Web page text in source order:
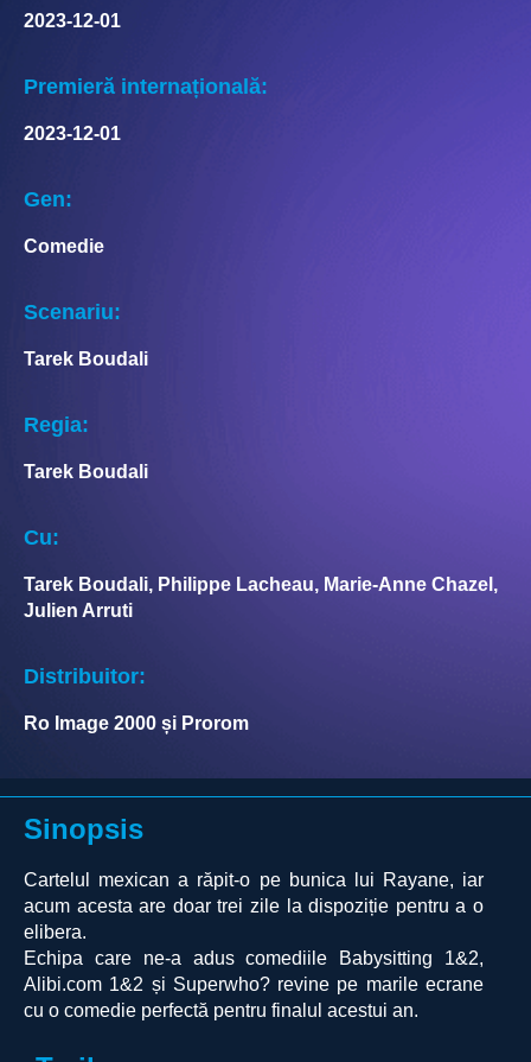
2023-12-01
Premieră internațională:
2023-12-01
Gen:
Comedie
Scenariu:
Tarek Boudali
Regia:
Tarek Boudali
Cu:
Tarek Boudali, Philippe Lacheau, Marie-Anne Chazel,
Julien Arruti
Distribuitor:
Ro Image 2000 și Prorom
Sinopsis
Cartelul mexican a răpit-o pe bunica lui Rayane, iar
acum acesta are doar trei zile la dispoziție pentru a o
elibera.
Echipa care ne-a adus comediile Babysitting 1&2,
Alibi.com 1&2 și Superwho? revine pe marile ecrane
cu o comedie perfectă pentru finalul acestui an.